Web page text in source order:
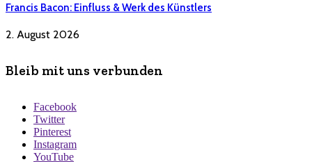
Francis Bacon: Einfluss & Werk des Künstlers
2. August 2026
Bleib mit uns verbunden
Facebook
Twitter
Pinterest
Instagram
YouTube